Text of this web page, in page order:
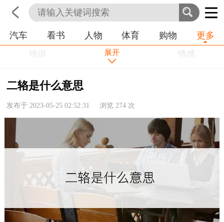
首页 科技 生活 职业
汽车 看书 人物 体育 购物 更多
培训 学习
情感
农业
健康
历史
展开
二辂是什么意思
发布于 2023-05-25 02:52:31 浏览274 次